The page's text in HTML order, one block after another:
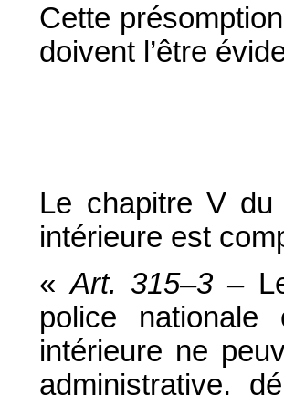
Cette
doivent l’être
Le chapitre V du
intérieure est
«Art. 315–3 –
police
intérieure ne
administrative,